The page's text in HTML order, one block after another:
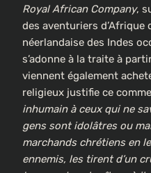
Royal African Company,
des aventuriers d’Afrique
néerlandaise des Indes
s’adonne à la traite à
viennent également
religieux justifie ce
inhumain à ceux qui ne
gens sont idolâtres ou
marchands chrétiens en
ennemis, les tirent d’un